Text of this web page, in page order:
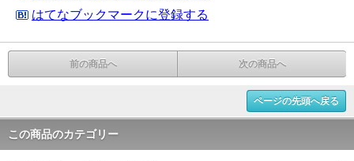
はてなブックマークに登録する
前の商品へ 次の商品へ
ページの先頭へ戻る
この商品のカテゴリー